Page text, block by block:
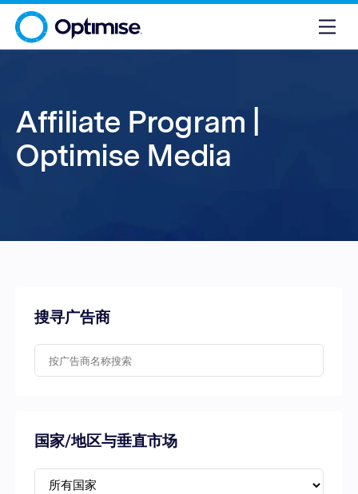
Affiliate Program |
Optimise Media
搜寻广告商
国家/地区与垂直市场